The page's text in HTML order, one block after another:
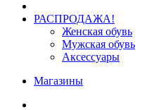
РАСПРОДАЖА!
Женская обувь
Мужская обувь
Аксессуары
Магазины